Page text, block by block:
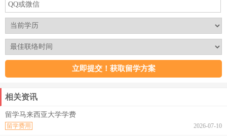
相关资讯
留学马来西亚大学学费
2026-07-10
留学费用